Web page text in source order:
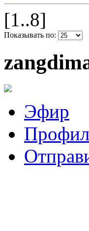
[1..8]
Показывать по:
Эфир